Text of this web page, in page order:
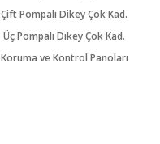
Çift Pompalı Dikey Çok Kad.
Üç Pompalı Dikey Çok Kad.
Koruma ve Kontrol Panoları